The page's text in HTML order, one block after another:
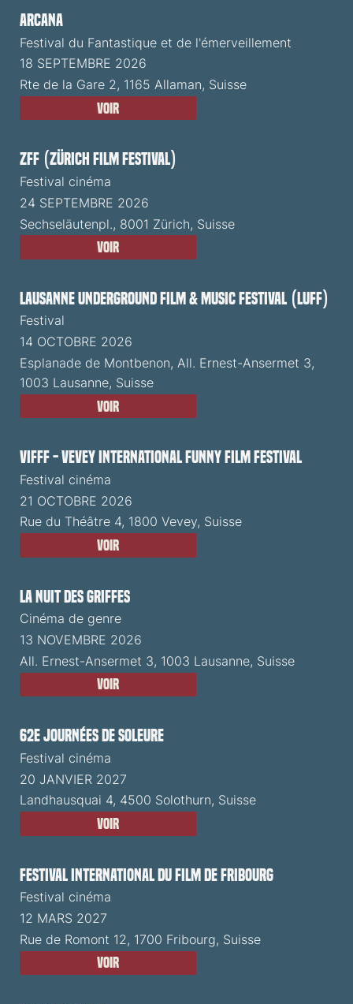
ARCANA
Festival du Fantastique et de l'émerveillement
18 SEPTEMBRE 2026
Rte de la Gare 2, 1165 Allaman, Suisse
Voir
ZFF (Zürich Film Festival)
Festival cinéma
24 SEPTEMBRE 2026
Sechseläutenpl., 8001 Zürich, Suisse
Voir
Lausanne Underground Film & Music Festival (LUFF)
Festival
14 OCTOBRE 2026
Esplanade de Montbenon, All. Ernest-Ansermet 3,
1003 Lausanne, Suisse
Voir
VIFFF - Vevey International Funny Film Festival
Festival cinéma
21 OCTOBRE 2026
Rue du Théâtre 4, 1800 Vevey, Suisse
Voir
La Nuit des Griffes
Cinéma de genre
13 NOVEMBRE 2026
All. Ernest-Ansermet 3, 1003 Lausanne, Suisse
Voir
62e Journées de Soleure
Festival cinéma
20 JANVIER 2027
Landhausquai 4, 4500 Solothurn, Suisse
Voir
Festival International du Film de Fribourg
Festival cinéma
12 MARS 2027
Rue de Romont 12, 1700 Fribourg, Suisse
Voir